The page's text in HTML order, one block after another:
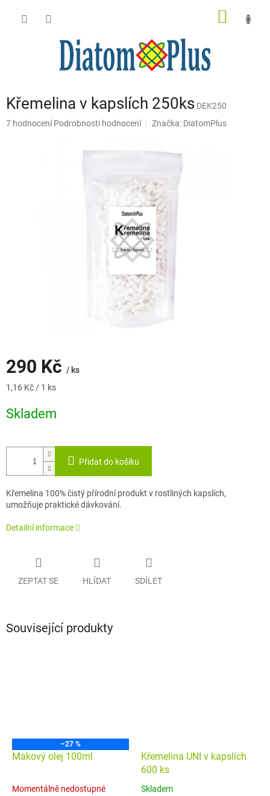
Křemelina v kapslích 250ks DEK250
Průměrné
7 hodnocení Podrobnosti hodnocení Značka: DiatomPlus
290 Kč / ks
Měrná
1,16 Kč / 1 ks
Skladem
Přidat do košíku
Křemelina 100% čistý přírodní produkt v rostliných kapslích,
umožňuje praktické dávkování.
Detailní informace
ZEPTAT SE HLÍDAT SDÍLET
Související produkty
–27 %
Makový olej 100ml
Průměrné
Momentálně nedostupné
Křemelina UNI v kapslích
600 ks
Průměrné
Skladem